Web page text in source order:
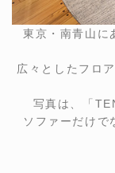
東京・南青山に
広々としたフロ
写真は、「
ソファーだけで